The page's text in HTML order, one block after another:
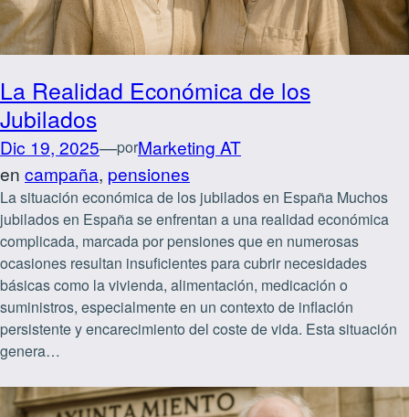
La Realidad Económica de los
Jubilados
Dic 19, 2025—porMarketing AT
en campaña, pensiones
La situación económica de los jubilados en España Muchos
jubilados en España se enfrentan a una realidad económica
complicada, marcada por pensiones que en numerosas
ocasiones resultan insuficientes para cubrir necesidades
básicas como la vivienda, alimentación, medicación o
suministros, especialmente en un contexto de inflación
persistente y encarecimiento del coste de vida. Esta situación
genera…